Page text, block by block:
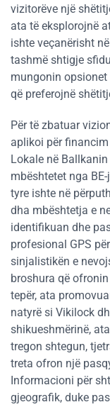
vizitorëve një
ata të eksplorojnë
ishte veçanërisht
tashmë shtigje
mungonin
që preferojnë
Për të zbatuar
aplikoi për
Lokale në
mbështetet nga
tyre ishte në
dha mbështetja e
identifikuan dhe
profesional GPS
sinjalistikën e
broshura që
tepër, ata
natyrë si Vikilock
shikueshmërinë,
tregon shtegun,
treta ofron një
Informacioni për
gjeografik, duke